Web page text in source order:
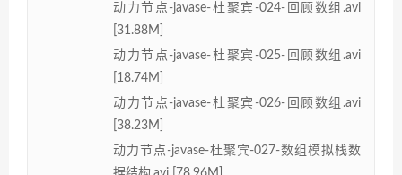
动力节点-javase-杜聚宾-024-回顾数组.avi
[31.88M]
动力节点-javase-杜聚宾-025-回顾数组.avi
[18.74M]
动力节点-javase-杜聚宾-026-回顾数组.avi
[38.23M]
动力节点-javase-杜聚宾-027-数组模拟栈数